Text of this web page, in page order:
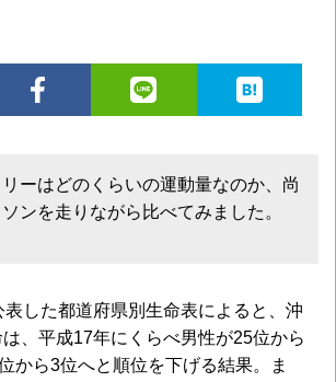
ーはどのくらいの運動量なのか、尚
ンを走りながら比べてみました。
した都道府県別生命表によると、沖
、平成17年にくらべ男性が25位から
から3位へと順位を下げる結果。ま